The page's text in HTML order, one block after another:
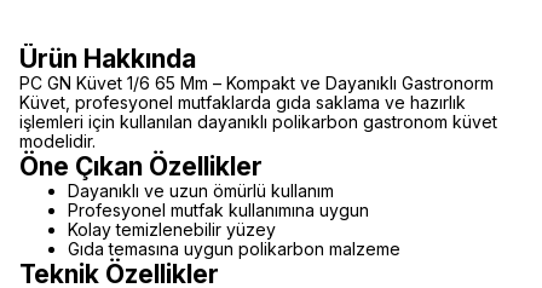
Ürün Hakkında
PC GN Küvet 1/6 65 Mm – Kompakt ve Dayanıklı Gastronorm
Küvet, profesyonel mutfaklarda gıda saklama ve hazırlık
işlemleri için kullanılan dayanıklı polikarbon gastronom küvet
modelidir.
Öne Çıkan Özellikler
Dayanıklı ve uzun ömürlü kullanım
Profesyonel mutfak kullanımına uygun
Kolay temizlenebilir yüzey
Gıda temasına uygun polikarbon malzeme
Teknik Özellikler